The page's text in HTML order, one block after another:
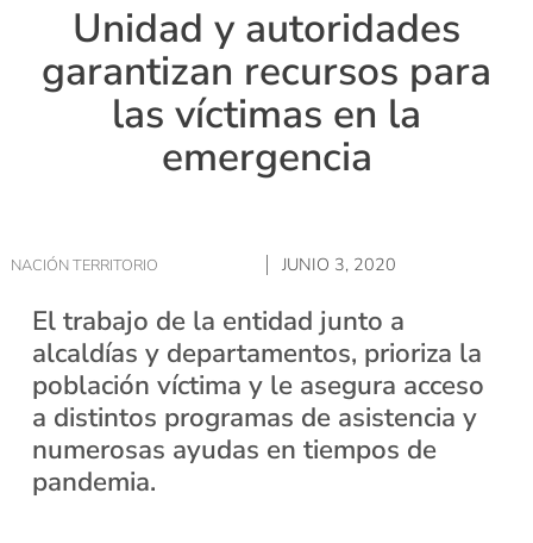
Unidad y autoridades
garantizan recursos para
las víctimas en la
emergencia
NACIÓN TERRITORIO JUNIO 3, 2020
El trabajo de la entidad junto a
alcaldías y departamentos, prioriza la
población víctima y le asegura acceso
a distintos programas de asistencia y
numerosas ayudas en tiempos de
pandemia.